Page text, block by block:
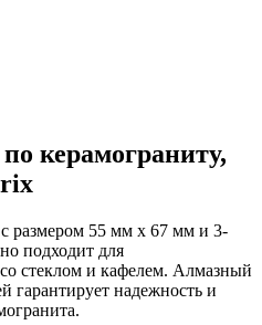
керамограниту,
размером 55 мм х 67 мм и 3-
подходит для
стеклом и кафелем. Алмазный
гарантирует надежность и